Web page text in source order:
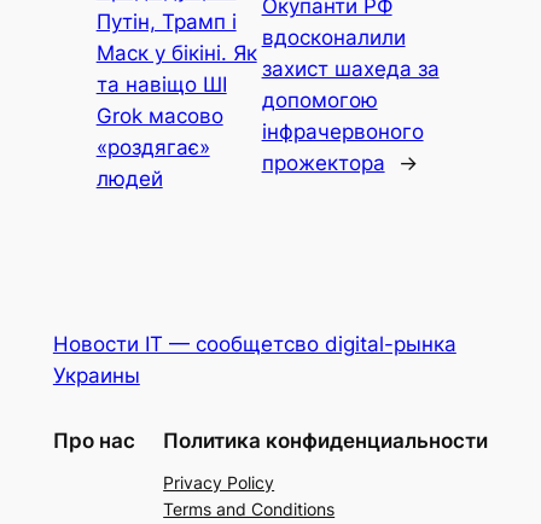
Путін, Трамп і
Маск у бікіні. Як
та навіщо ШІ
Grok масово
«роздягає»
людей
Окупанти РФ
вдосконалили
захист шахеда за
допомогою
інфрачервоного
прожектора
→
Новости IT — сообщетсво digital-рынка
Украины
Про нас Политика конфиденциальности
Privacy Policy
Terms and Conditions